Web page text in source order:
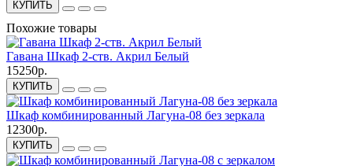
КУПИТЬ
Похожие товары
Гавана Шкаф 2-ств. Акрил Белый
15250р.
КУПИТЬ
Шкаф комбинированный Лагуна-08 без зеркала
12300р.
КУПИТЬ